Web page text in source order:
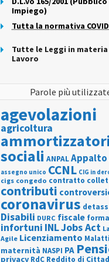
Impiego)
Tutta la normativa
Tutte le Leggi in
Lavoro
Parole più
agevolazioni
agricoltura
ammortizzatori
sociali ANPALAppalto
assegno unico CCNL CIG in
cigs congedo contratto
contributi
coronavirus
Disabili DURC fiscale
infortuni INLJobs Act
Agile Licenziamento
maternità NASPI PA
privacy RdC Reddito di